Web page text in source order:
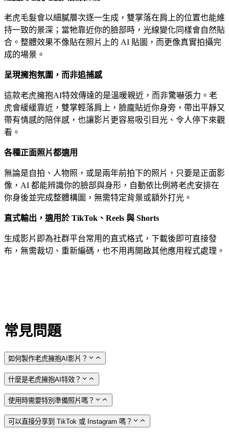
老虎毛髮會以細膩層次逐一生成，雙掌落在肩上的位置也能維
持一致的景深；當牠靠近你的臉部時，光線變化同樣會自然貼
合。整體效果不像貼在照片上的 AI 貼圖，而更像真實拍攝完
成的場景。
呈現擁抱氛圍，而非追捕感
這款老虎擁抱AI特效傳達的是溫暖親近，而非驚嚇張力。老
虎會緩緩靠近，雙掌輕落肩上，臉龐貼近你身旁，帶出平靜又
帶有情感的陪伴感，也讓影片更容易吸引目光、令人停下來觀
看。
各種正面照片都適用
無論是自拍、人物照，或是兩年前拍下的照片，只要是正面影
像，AI 都能辨識你的臉部與身形，自動依比例將老虎安排在
你身後並完成整體構圖，無需特定背景或額外打光。
直式輸出，適用於 TikTok、Reels 與 Shorts
生成影片即為社群平台常用的直式格式，下載後即可直接發
布，無需裁切、重新編碼，也不用再開啟其他應用程式處理。
常見問題
如何製作老虎擁抱AI影片？
什麼是老虎擁抱AI特效？
使用時需要特別準備照片嗎？
可以直接分享到 TikTok 或 Instagram 嗎？